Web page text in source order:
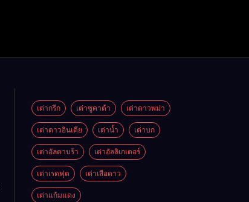
เต่ากรีก เต่าซูคาต้า เต่าดาวพม่า
เต่าดาวอินเดีย เต่าน้ำ เต่าบก
เต่าอัลดาบร้า เต่าอัลลิเกเตอร์
เต่าเรดฟุต เต่าเสือดาว
เต่าแก้มแดง